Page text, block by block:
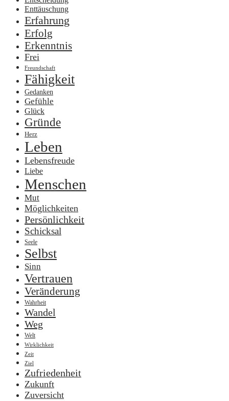
Enttäuschung
Erfahrung
Erfolg
Erkenntnis
Frei
Freundschaft
Fähigkeit
Gedanken
Gefühle
Glück
Gründe
Herz
Leben
Lebensfreude
Liebe
Menschen
Mut
Möglichkeiten
Persönlichkeit
Schicksal
Seele
Selbst
Sinn
Vertrauen
Veränderung
Wahrheit
Wandel
Weg
Welt
Wirklichkeit
Zeit
Ziel
Zufriedenheit
Zukunft
Zuversicht